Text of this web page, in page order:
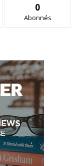
0
Abonnés